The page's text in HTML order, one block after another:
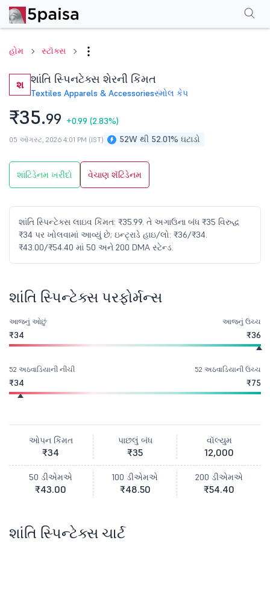
હોમ સ્ટૉક્સ
શ શાંતિ સ્પિનટેક્સ શેરની કિંમત
Textiles Apparels & Accessoriesસ્મોલ કેપ
₹35.99 +0.99 (2.83%)
52W થી 52.01% ઘટાડો
05 ઑગસ્ટ, 2026 4:01 PM (IST)
શાંટિડેનમ ખરીદો વેચાણ શૅંટિડેનમ
શાંતિ સ્પિન્ટેક્સ લાઇવ કિંમત: ₹35.99. તે અગાઉના બંધ ₹35 વિરુદ્ધ
₹34 પર ખોલવામાં આવ્યું છે; ઇન્ટ્રાડે હાઇ/લો: ₹36/₹34.
₹43.00/₹54.40 માં 50 અને 200 DMA સ્ટેન્ડ.
પરફોર્મન્સફાઇનાન્શિયલ્સ વધુ
શાંતિ સ્પિન્ટેક્સ પરફોર્મન્સ
આજનું ઓછું
₹34
આજનું ઉચ્ચ
₹36
52 અઠવાડિયાની નીચી
₹34
52 અઠવાડિયાની ઉચ્ચ
₹75
ઓપન કિંમત
₹34
પાછલું બંધ
₹35
વૉલ્યુમ
12,000
50 ડીએમએ
₹43.00
100 ડીએમએ
₹48.50
200 ડીએમએ
₹54.40
શાંતિ સ્પિન્ટેક્સ ચાર્ટ